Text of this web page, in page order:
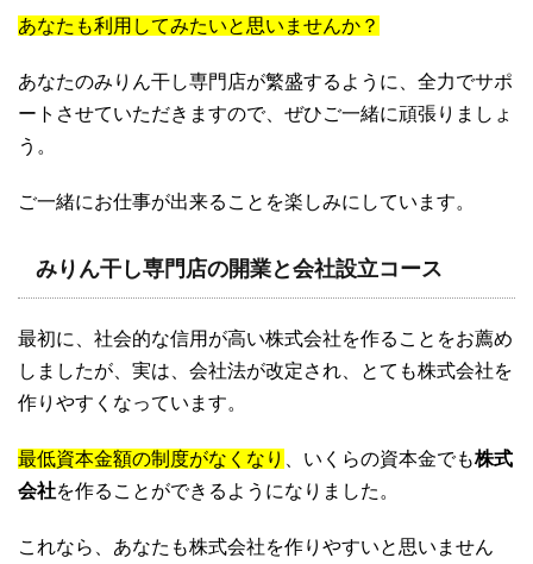
あなたも利用してみたいと思いませんか？
あなたのみりん干し専門店が繁盛するように、全力でサポ
ートさせていただきますので、ぜひご一緒に頑張りましょ
う。
ご一緒にお仕事が出来ることを楽しみにしています。
みりん干し専門店の開業と会社設立コース
最初に、社会的な信用が高い株式会社を作ることをお薦め
しましたが、実は、会社法が改定され、とても株式会社を
作りやすくなっています。
最低資本金額の制度がなくなり 、いくらの資本金でも株式
会社を作ることができるようになりました。
これなら、あなたも株式会社を作りやすいと思いません